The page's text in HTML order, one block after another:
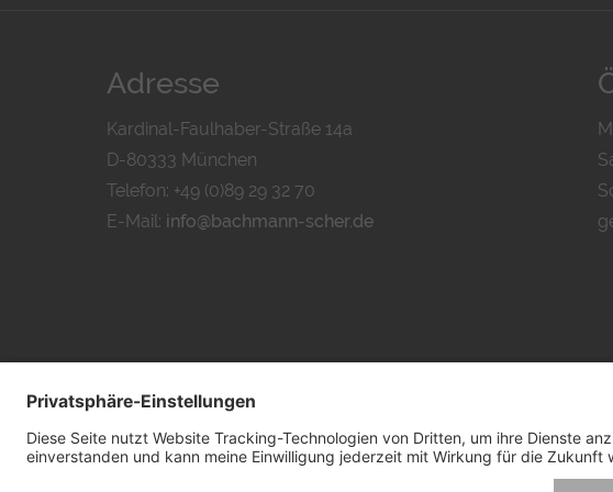
Adresse
Kardinal-Faulhaber-Straße 14a
D-80333 München
Telefon: +49 (0)89 29 32 70
E-Mail: info@bachmann-scher.de
© 2026 by